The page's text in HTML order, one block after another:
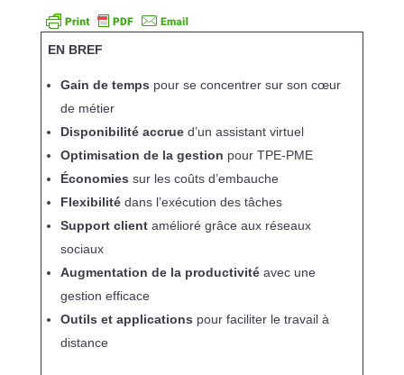
EN BREF
Gain de temps pour se concentrer sur son cœur
de métier
Disponibilité accrued’un assistant virtuel
Optimisation de la gestion pour TPE-PME
Économies sur les coûts d’embauche
Flexibilitédans l’exécution des tâches
Support clientamélioré grâce aux réseaux
sociaux
Augmentation de la productivitéavec une
gestion efficace
Outils et applications pour faciliter le travail à
distance